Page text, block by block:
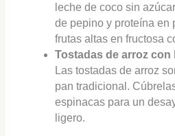
leche de coco sin
de pepino y proteína en
frutas altas en fructosa
Tostadas de arroz
Las tostadas de arroz
pan tradicional.
espinacas para un
ligero.